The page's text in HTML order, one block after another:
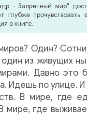
- Запретный мир"
глубже
о книге.
Один?
из живущих
Давно это
Идешь по улице.
В мире, где
мире, где